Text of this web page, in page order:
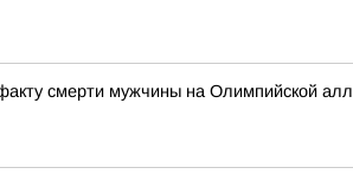
смерти мужчины на Олимпийской